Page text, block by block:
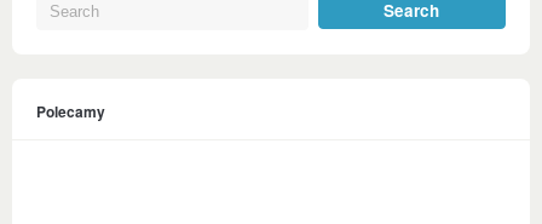
Polecamy